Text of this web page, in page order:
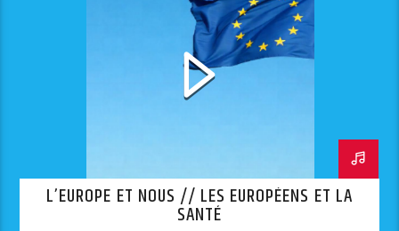
L’EUROPE ET NOUS // LES EUROPÉENS ET LA
SANTÉ